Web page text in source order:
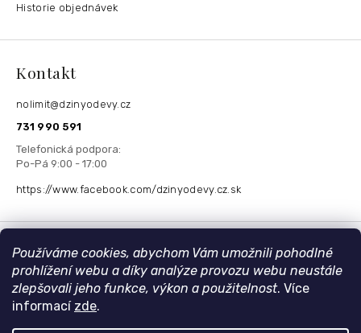
Používáme cookies, abychom Vám umožnili pohodlné
prohlížení webu a díky analýze provozu webu neustále
zlepšovali jeho funkce, výkon a použitelnost. Více
informací zde.
Historie objednávek
Kontakt
nolimit@dzinyodevy.cz
731 990 591
https://www.facebook.com/dzinyodevy.cz.sk
Přijímáme online platby